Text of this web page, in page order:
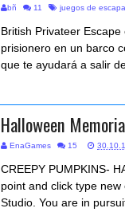
bñ 11 juegos de
British Privateer
prisionero en un barco
que te ayudará a salir
Halloween
EnaGames 15
CREEPY PUMPKINS-
point and click type
Studio. You are in